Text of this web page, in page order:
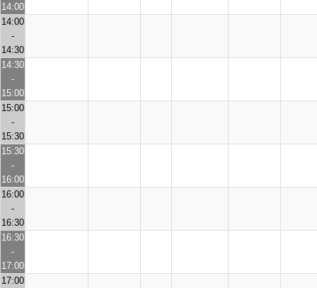
14:00
14:00
-
14:30
14:30
-
15:00
15:00
-
15:30
15:30
-
16:00
16:00
-
16:30
16:30
-
17:00
17:00